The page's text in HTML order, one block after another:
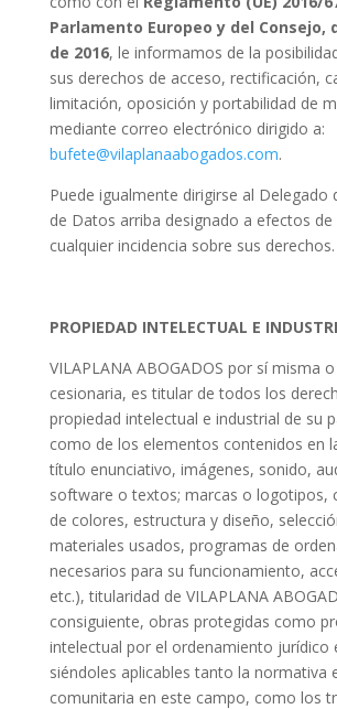
Parlamento Europeo y del Consejo,
de 2016, le informamos de la
sus derechos de acceso, rectificación,
limitación, oposición y portabilidad de
mediante correo electrónico dirigido a:
bufete@vilaplanaabogados.com.
Puede igualmente dirigirse al Delegado
de Datos arriba designado a efectos
cualquier incidencia sobre sus derechos.
PROPIEDAD INTELECTUAL E
VILAPLANA ABOGADOS por sí misma
cesionaria, es titular de todos los
propiedad intelectual e industrial de su
como de los elementos contenidos en
título enunciativo, imágenes, sonido,
software o textos; marcas o logotipos,
de colores, estructura y diseño,
materiales usados, programas de
necesarios para su funcionamiento,
etc.), titularidad de VILAPLANA
consiguiente, obras protegidas como
intelectual por el ordenamiento jurídico
siéndoles aplicables tanto la normativa
comunitaria en este campo, como los